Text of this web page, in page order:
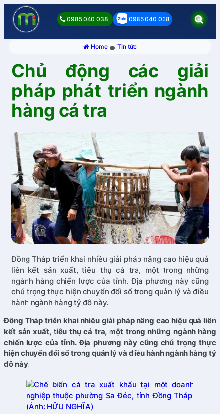
0985 040 038 0985 040 038
Home Tin tức
Chủ động các giải
pháp phát triển ngành
hàng cá tra
Đồng Tháp triển khai nhiều giải pháp nâng cao hiệu quả
liên kết sản xuất, tiêu thụ cá tra, một trong những
ngành hàng chiến lược của tỉnh. Địa phương này cũng
chú trọng thực hiện chuyển đổi số trong quản lý và điều
hành ngành hàng tỷ đô này.
Đồng Tháp triển khai nhiều giải pháp nâng cao hiệu quả liên
kết sản xuất, tiêu thụ cá tra, một trong những ngành hàng
chiến lược của tỉnh. Địa phương này cũng chú trọng thực
hiện chuyển đổi số trong quản lý và điều hành ngành hàng tỷ
đô này.